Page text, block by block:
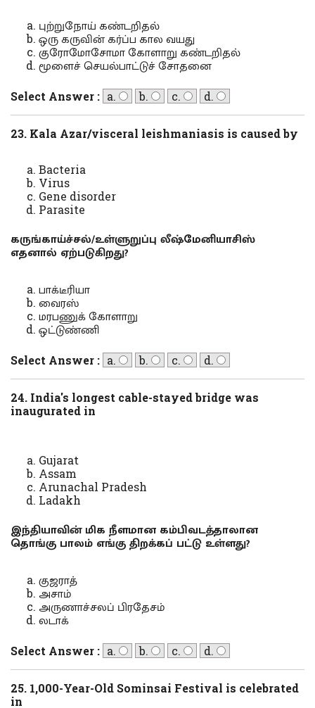
புற்றுநோய் கண்டறிதல்
ஒரு கருவின் கர்ப்ப கால வயது
குரோமோசோமா கோளாறு கண்டறிதல்
மூளைச் செயல்பாட்டுச் சோதனை
Select Answer : a. b. c. d.
23. Kala Azar/visceral leishmaniasis is caused by
Bacteria
Virus
Gene disorder
Parasite
கருங்காய்ச்சல்/உள்ளுறுப்பு லீஷ்மேனியாசிஸ்
எதனால் ஏற்படுகிறது?
பாக்டீரியா
வைரஸ்
மரபணுக் கோளாறு
ஒட்டுண்ணி
Select Answer : a. b. c. d.
24. India's longest cable-stayed bridge was
inaugurated in
Gujarat
Assam
Arunachal Pradesh
Ladakh
இந்தியாவின் மிக நீளமான கம்பிவடத்தாலான
தொங்கு பாலம் எங்கு திறக்கப் பட்டு உள்ளது?
குஜராத்
அசாம்
அருணாச்சலப் பிரதேசம்
லடாக்
Select Answer : a. b. c. d.
25. 1,000-Year-Old Sominsai Festival is celebrated
in